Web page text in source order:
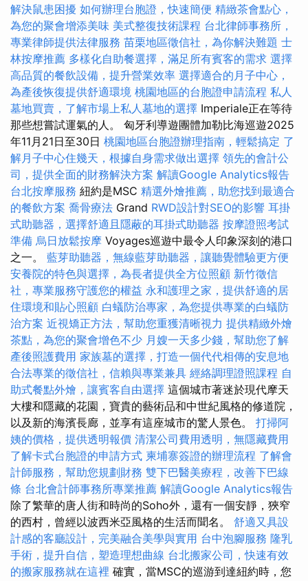
解決鼠患困擾 如何辦理台胞證，快速簡便 精緻茶會點心，
為您的聚會增添美味 美式整復技術課程 台北律師事務所，
專業律師提供法律服務 苗栗地區徵信社，為你解決難題 士
林按摩推薦 多樣化自助餐選擇，滿足所有賓客的需求 選擇
高品質的餐飲設備，提升營業效率 選擇適合的月子中心，
為產後恢復提供舒適環境 桃園地區的台胞證申請流程 私人
墓地買賣，了解市場上私人墓地的選擇 Imperiale正在等待
那些想嘗試運氣的人。 匈牙利導遊團體加勒比海巡遊2025
年11月21日至30日 桃園地區台胞證辦理指南，輕鬆搞定 了
解月子中心住幾天，根據自身需求做出選擇 領先的會計公
司，提供全面的財務解決方案 解讀Google Analytics報告
台北按摩服務 紐約是MSC 精選外燴推薦，助您找到最適合
的餐飲方案 喬骨療法 Grand RWD設計對SEO的影響 耳掛
式助聽器，選擇舒適且隱蔽的耳掛式助聽器 按摩證照考試
準備 烏日放鬆按摩 Voyages巡遊中最令人印象深刻的港口
之一。 藍芽助聽器，無線藍芽助聽器，讓聽覺體驗更方便
安養院的特色與選擇，為長者提供全方位照顧 新竹徵信
社，專業服務守護您的權益 永和護理之家，提供舒適的居
住環境和貼心照顧 白蟻防治專家，為您提供專業的白蟻防
治方案 近視矯正方法，幫助您重獲清晰視力 提供精緻外燴
茶點，為您的聚會增色不少 月嫂一天多少錢，幫助您了解
產後照護費用 家族墓的選擇，打造一個代代相傳的安息地
合法專業的徵信社，信賴與專業兼具 經絡調理證照課程 自
助式餐點外燴，讓賓客自由選擇 這個城市著迷於現代摩天
大樓和隱藏的花園，寶貴的藝術品和中世紀風格的修道院，
以及新的海濱長廊，並享有這座城市的驚人景色。 打掃阿
姨的價格，提供透明報價 清潔公司費用透明，無隱藏費用
了解卡式台胞證的申請方式 柬埔寨簽證的辦理流程 了解會
計師服務，幫助您規劃財務 雙下巴醫美療程，改善下巴線
條 台北會計師事務所專業推薦 解讀Google Analytics報告
除了繁華的唐人街和時尚的Soho外，還有一個安靜，狹窄
的西村，曾經以波西米亞風格的生活而聞名。 舒適又具設
計感的客廳設計，完美融合美學與實用 台中泡腳服務 隆乳
手術，提升自信，塑造理想曲線 台北搬家公司，快速有效
的搬家服務就在這裡 確實，當MSC的巡游到達紐約時，您